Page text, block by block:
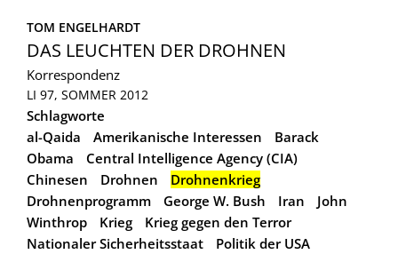
TOM ENGELHARDT
DAS LEUCHTEN DER DROHNEN
Korrespondenz
LI 97, SOMMER 2012
Schlagworte
al-Qaida
Amerikanische Interessen
Barack
Obama
Central Intelligence Agency (CIA)
Chinesen
Drohnen
Drohnenkrieg
Drohnenprogramm
George W. Bush Iran
John
Winthrop
Krieg
Krieg gegen den Terror
Nationaler Sicherheitsstaat
Politik der USA